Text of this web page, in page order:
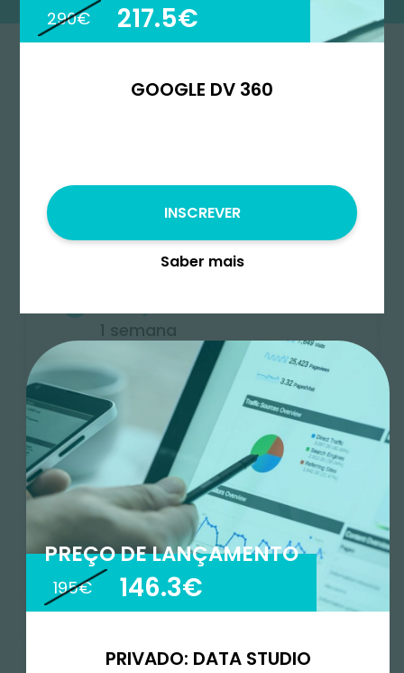
1 semana
Idioma
Português
Tipo
Curto
Onde
Online
290€ 217.5€
GOOGLE DV 360
INSCREVER
Saber mais
PREÇO DE LANÇAMENTO
195€ 146.3€
PRIVADO: DATA STUDIO